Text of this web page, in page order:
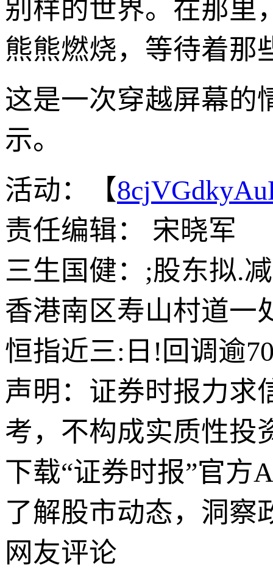
别样的世界。在那里
熊熊燃烧，等待着那
这是一次穿越屏幕的
示。
活动：【
责任编辑： 宋晓军
三生国健：;股东拟.
香港南区寿山村道
恒指近三:日!回调逾
声明：证券时报力求
考，不构成实质性投
下载“证券时报”官方
了解股市动态，洞察
网友评论